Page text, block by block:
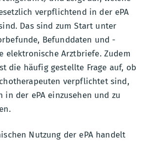
verpflichtend in der ePA
Das sind zum Start unter
Befunddaten und -
elektronische Arztbriefe. Zudem
die häufig gestellte Frage auf, ob
verpflichtet sind,
in der ePA einzusehen und zu
Nutzung der ePA handelt